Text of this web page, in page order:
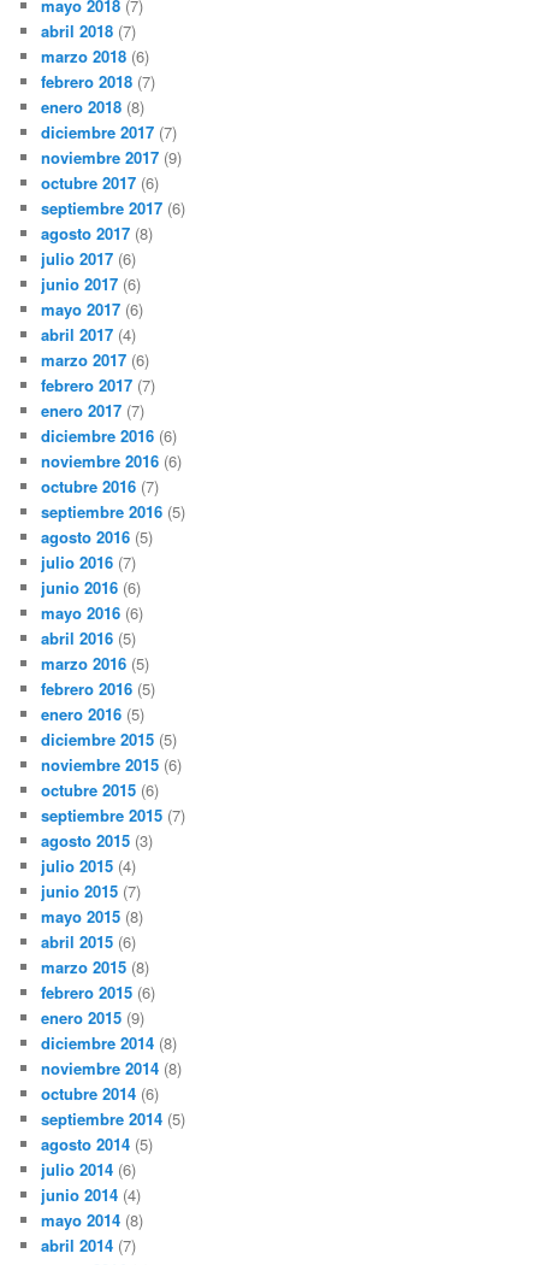
mayo 2018 (7)
abril 2018 (7)
marzo 2018 (6)
febrero 2018 (7)
enero 2018 (8)
diciembre 2017 (7)
noviembre 2017 (9)
octubre 2017 (6)
septiembre 2017 (6)
agosto 2017 (8)
julio 2017 (6)
junio 2017 (6)
mayo 2017 (6)
abril 2017 (4)
marzo 2017 (6)
febrero 2017 (7)
enero 2017 (7)
diciembre 2016 (6)
noviembre 2016 (6)
octubre 2016 (7)
septiembre 2016 (5)
agosto 2016 (5)
julio 2016 (7)
junio 2016 (6)
mayo 2016 (6)
abril 2016 (5)
marzo 2016 (5)
febrero 2016 (5)
enero 2016 (5)
diciembre 2015 (5)
noviembre 2015 (6)
octubre 2015 (6)
septiembre 2015 (7)
agosto 2015 (3)
julio 2015 (4)
junio 2015 (7)
mayo 2015 (8)
abril 2015 (6)
marzo 2015 (8)
febrero 2015 (6)
enero 2015 (9)
diciembre 2014 (8)
noviembre 2014 (8)
octubre 2014 (6)
septiembre 2014 (5)
agosto 2014 (5)
julio 2014 (6)
junio 2014 (4)
mayo 2014 (8)
abril 2014 (7)